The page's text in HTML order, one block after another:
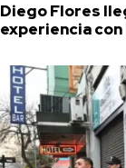
Diego Flores
experiencia